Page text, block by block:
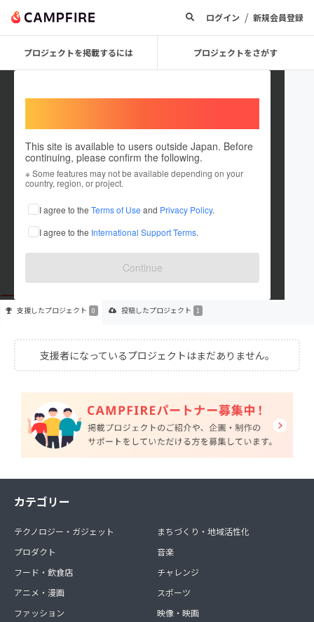
ログイン / 新規会員登録
プロジェクトを掲載するには プロジェクトをさがす
This site is available to users outside Japan. Before
continuing, please confirm the following.
※ Some features may not be available depending on your
country, region, or project.
I agree to the Terms of Use and Privacy Policy.
I agree to the International Support Terms.
Continue
daisukemiyazaki1130
これまでに1件のプロジェクトを投稿しています
在住国：日本 現在地：千葉県
出身国：日本 出身地：千葉県
支援したプロジェクト 0 投稿したプロジェクト 1
支援者になっているプロジェクトはまだありません。
カテゴリー
テクノロジー・ガジェット
プロダクト
フード・飲食店
アニメ・漫画
ファッション
まちづくり・地域活性化
音楽
チャレンジ
スポーツ
映像・映画